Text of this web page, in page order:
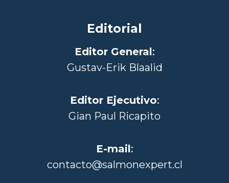
Editorial
Editor General:
Gustav-Erik Blaalid
Editor Ejecutivo:
Gian Paul Ricapito
E-mail:
contacto@salmonexpert.cl